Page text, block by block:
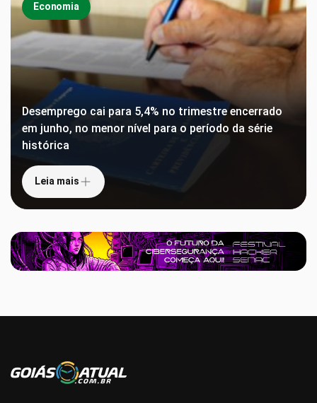
Economia
Desemprego cai para 5,4% no trimestre encerrado
em junho, no menor nível para o período da série
histórica
Leia mais